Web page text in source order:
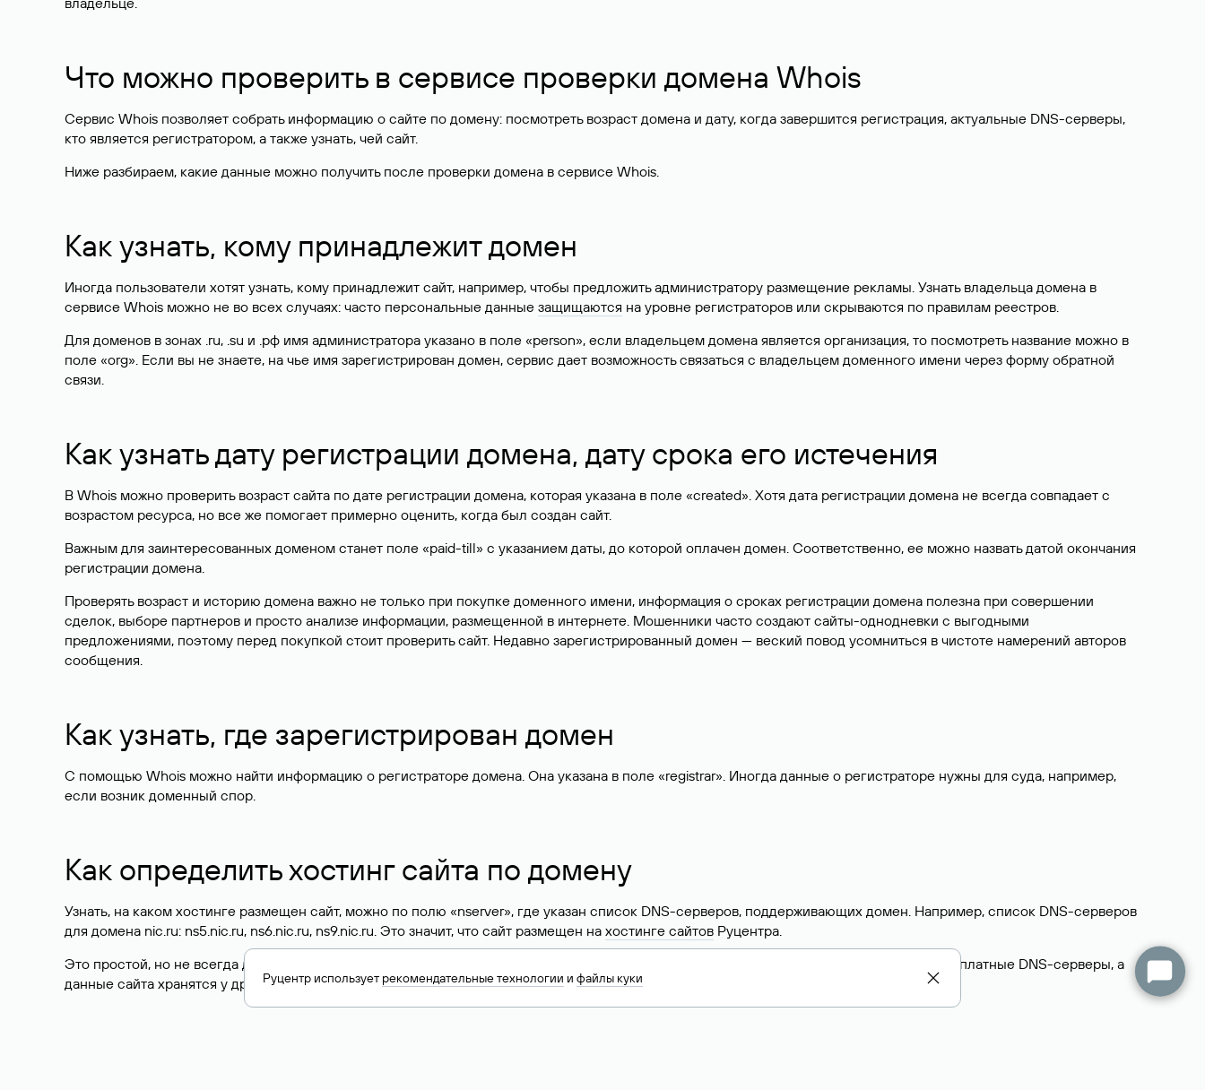
Что можно проверить в сервисе проверки домена Whois
Сервис Whois позволяет собрать информацию о сайте по домену: посмотреть возраст домена и дату, когда завершится регистрация, актуальные DNS-серверы,
кто является регистратором, а также узнать, чей сайт.
Ниже разбираем, какие данные можно получить после проверки домена в сервисе Whois.
Как узнать, кому принадлежит домен
Иногда пользователи хотят узнать, кому принадлежит сайт, например, чтобы предложить администратору размещение рекламы. Узнать владельца домена в
сервисе Whois можно не во всех случаях: часто персональные данные защищаются на уровне регистраторов или скрываются по правилам реестров.
Для доменов в зонах .ru, .su и .рф имя администратора указано в поле «person», если владельцем домена является организация, то посмотреть название можно в
поле «org». Если вы не знаете, на чье имя зарегистрирован домен, сервис дает возможность связаться с владельцем доменного имени через форму обратной
связи.
Как узнать дату регистрации домена, дату срока его истечения
В Whois можно проверить возраст сайта по дате регистрации домена, которая указана в поле «created». Хотя дата регистрации домена не всегда совпадает с
возрастом ресурса, но все же помогает примерно оценить, когда был создан сайт.
Важным для заинтересованных доменом станет поле «paid-till» с указанием даты, до которой оплачен домен. Соответственно, ее можно назвать датой окончания
регистрации домена.
Проверять возраст и историю домена важно не только при покупке доменного имени, информация о сроках регистрации домена полезна при совершении
сделок, выборе партнеров и просто анализе информации, размещенной в интернете. Мошенники часто создают сайты-однодневки с выгодными
предложениями, поэтому перед покупкой стоит проверить сайт. Недавно зарегистрированный домен — веский повод усомниться в чистоте намерений авторов
сообщения.
Как узнать, где зарегистрирован домен
С помощью Whois можно найти информацию о регистраторе домена. Она указана в поле «registrar». Иногда данные о регистраторе нужны для суда, например,
если возник доменный спор.
Как определить хостинг сайта по домену
Узнать, на каком хостинге размещен сайт, можно по полю «nserver», где указан список DNS-серверов, поддерживающих домен. Например, список DNS-серверов
для домена nic.ru: ns5.nic.ru, ns6.nic.ru, ns9.nic.ru. Это значит, что сайт размещен на хостинге сайтов Руцентра.
Это простой, но не всегда достоверный способ узнать хостинг-провайдера сайта. Иногда владельцы сайтов делегируют домен на бесплатные DNS-серверы, а
данные сайта хранятся у другого хостинг-провайдера.
Руцентр использует рекомендательные технологии и файлы куки